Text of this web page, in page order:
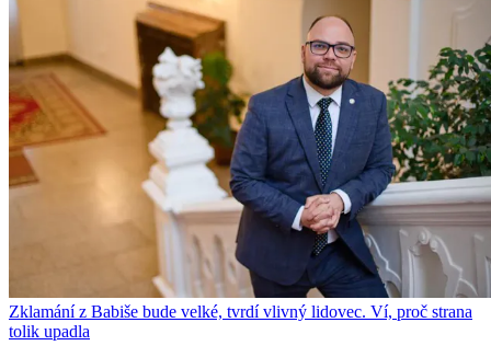
Zklamání z Babiše bude velké, tvrdí vlivný lidovec. Ví, proč strana
tolik upadla